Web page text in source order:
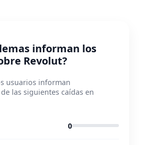
informan los
Revolut?
usuarios informan
las siguientes caídas en
0